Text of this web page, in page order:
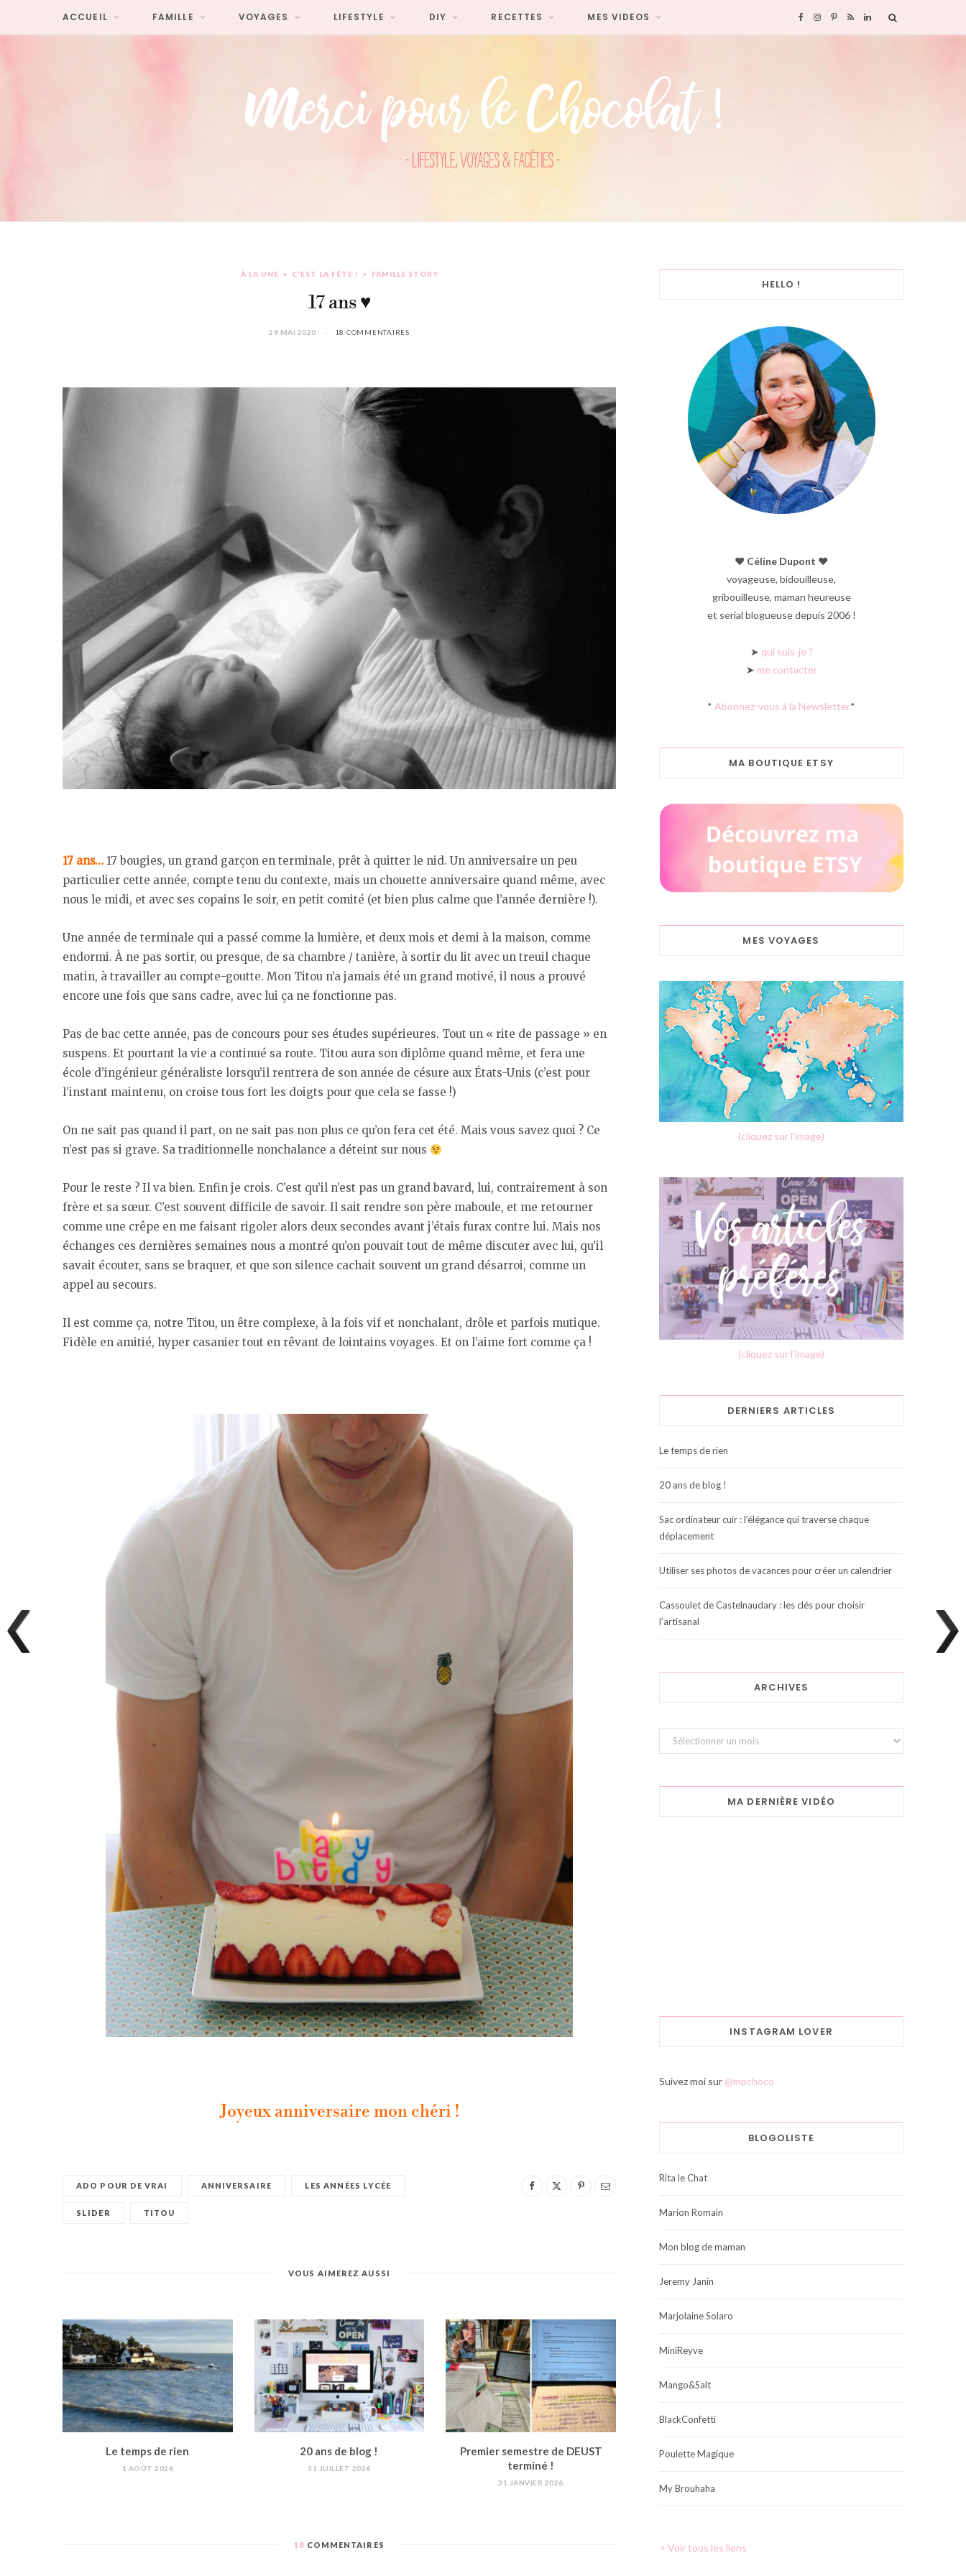
F
o
I
r
P
e
R L
I
ACCUEIL FAMILLE VOYAGES LIFESTYLE DIY RECETTES MES VIDEOS
À LA UNE C'EST LA FÊTE ! FAMILLE STORY
17 ans ♥︎
29 MAI 2020 18 COMMENTAIRES
17 ans… 17 bougies, un grand garçon en terminale, prêt à quitter le nid. Un anniversaire un peu
particulier cette année, compte tenu du contexte, mais un chouette anniversaire quand même, avec
nous le midi, et avec ses copains le soir, en petit comité (et bien plus calme que l’année dernière !).
Une année de terminale qui a passé comme la lumière, et deux mois et demi à la maison, comme
endormi. À ne pas sortir, ou presque, de sa chambre / tanière, à sortir du lit avec un treuil chaque
matin, à travailler au compte-goutte. Mon Titou n’a jamais été un grand motivé, il nous a prouvé
encore une fois que sans cadre, avec lui ça ne fonctionne pas.
Pas de bac cette année, pas de concours pour ses études supérieures. Tout un « rite de passage » en
suspens. Et pourtant la vie a continué sa route. Titou aura son diplôme quand même, et fera une
école d’ingénieur généraliste lorsqu’il rentrera de son année de césure aux États-Unis (c’est pour
l’instant maintenu, on croise tous fort les doigts pour que cela se fasse !)
On ne sait pas quand il part, on ne sait pas non plus ce qu’on fera cet été. Mais vous savez quoi ? Ce
n’est pas si grave. Sa traditionnelle nonchalance a déteint sur nous
Pour le reste ? Il va bien. Enfin je crois. C’est qu’il n’est pas un grand bavard, lui, contrairement à son
frère et sa sœur. C’est souvent difficile de savoir. Il sait rendre son père maboule, et me retourner
comme une crêpe en me faisant rigoler alors deux secondes avant j’étais furax contre lui. Mais nos
échanges ces dernières semaines nous a montré qu’on pouvait tout de même discuter avec lui, qu’il
savait écouter, sans se braquer, et que son silence cachait souvent un grand désarroi, comme un
appel au secours.
Il est comme ça, notre Titou, un être complexe, à la fois vif et nonchalant, drôle et parfois mutique.
Fidèle en amitié, hyper casanier tout en rêvant de lointains voyages. Et on l’aime fort comme ça !
Joyeux anniversaire mon chéri !
ADO POUR DE VRAI ANNIVERSAIRE LES ANNÉES LYCÉE
SLIDER TITOU
VOUS AIMEREZ AUSSI
Le temps de rien
1 AOÛT 2026
20 ans de blog !
31 JUILLET 2026
Premier semestre de DEUST
terminé !
31 JANVIER 2026
18 COMMENTAIRES
HELLO !
♥︎ Céline Dupont ♥︎
voyageuse, bidouilleuse,
gribouilleuse, maman heureuse
et serial blogueuse depuis 2006 !
➤ qui suis-je ?
➤ me contacter
* Abonnez-vous à la Newsletter*
MA BOUTIQUE ETSY
MES VOYAGES
(cliquez sur l'image)
(cliquez sur l'image)
DERNIERS ARTICLES
Le temps de rien
20 ans de blog !
Sac ordinateur cuir : l’élégance qui traverse chaque
déplacement
Utiliser ses photos de vacances pour créer un calendrier
Cassoulet de Castelnaudary : les clés pour choisir
l’artisanal
ARCHIVES
Archives
MA DERNIÈRE VIDÉO
INSTAGRAM LOVER
Suivez moi sur @mpchoco
BLOGOLISTE
Rita le Chat
Marion Romain
Mon blog de maman
Jeremy Janin
Marjolaine Solaro
MiniReyve
Mango&Salt
BlackConfetti
Poulette Magique
My Brouhaha
> Voir tous les liens